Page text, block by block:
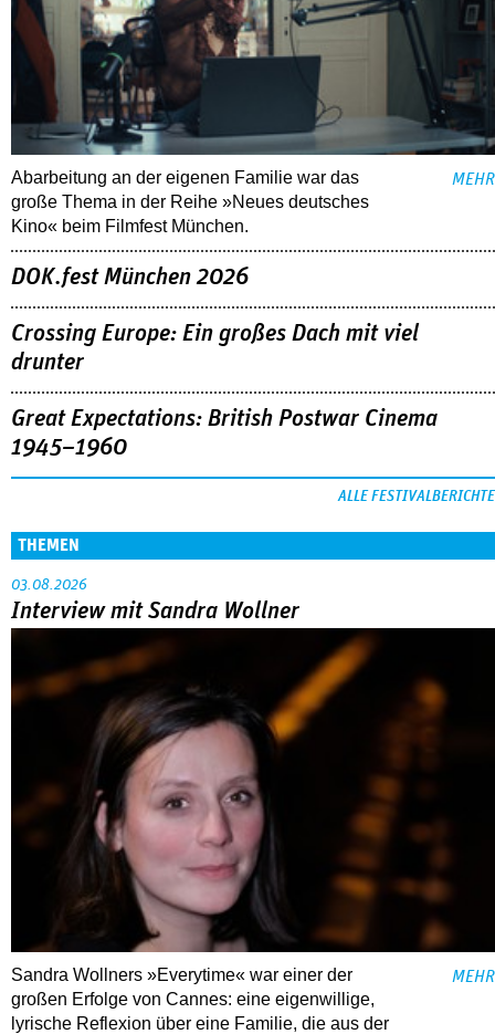
Abarbeitung an der eigenen Familie war das
große Thema in der Reihe »Neues deutsches
Kino« beim Filmfest München.
MEHR
DOK.fest München 2026
Crossing Europe: Ein großes Dach mit viel
drunter
Great Expectations: British Postwar Cinema
1945–1960
ALLE FESTIVALBERICHTE
THEMEN
03.08.2026
Interview mit Sandra Wollner
Sandra Wollners »Everytime« war einer der
großen Erfolge von Cannes: eine eigenwillige,
lyrische Reflexion über eine ­Familie, die aus der
MEHR